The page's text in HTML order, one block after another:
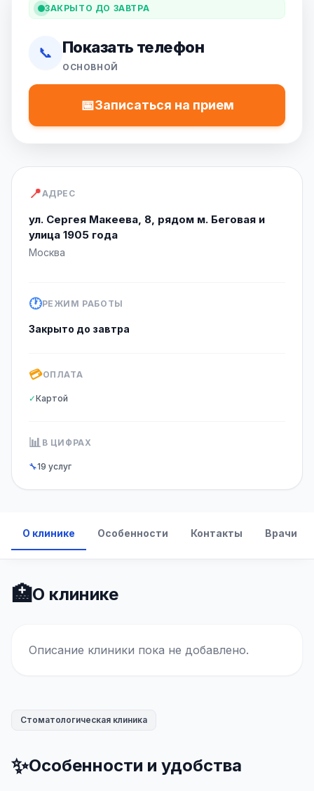
ЗАКРЫТО ДО ЗАВТРА
📞 Показать телефон
ОСНОВНОЙ
📅Записаться на прием
📍АДРЕС
ул. Сергея Макеева, 8, рядом м. Беговая и
улица 1905 года
Москва
🕐РЕЖИМ РАБОТЫ
Закрыто до завтра
💳ОПЛАТА
✓Картой
📊 В ЦИФРАХ
🔧19 услуг
О клинике Особенности Контакты Врачи
🏥О клинике
Описание клиники пока не добавлено.
Стоматологическая клиника
✨Особенности и удобства